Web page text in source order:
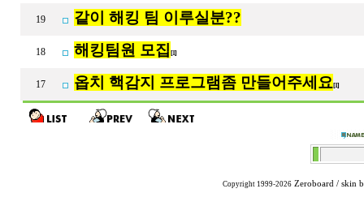
19 같이 해킹 팀 이루실분??
18 해킹팀원 모집 [1]
17 옵치 핵감지 프로그램좀 만들어주세요[1]
Copyright 1999-2026 Zeroboard / skin